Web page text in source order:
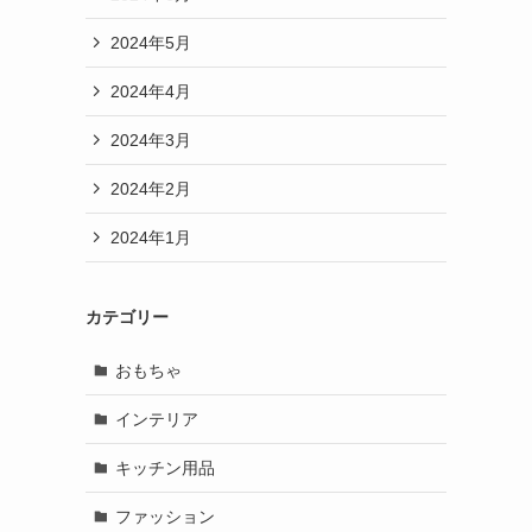
2024年5月
2024年4月
2024年3月
2024年2月
2024年1月
カテゴリー
おもちゃ
インテリア
キッチン用品
ファッション